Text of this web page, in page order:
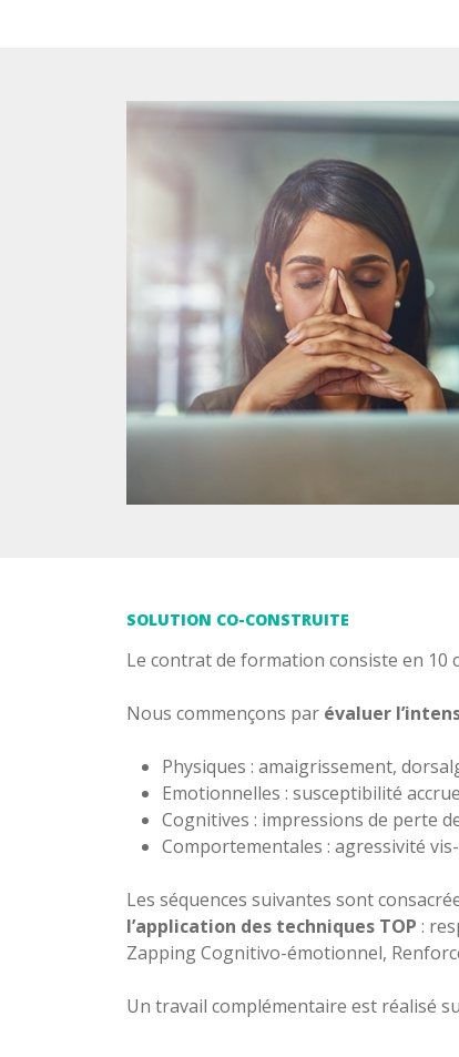
SOLUTION CO-CONSTRUITE
Le contrat de formation consiste en 10
Nous commençons par évaluer
Physiques : amaigrissement,
Emotionnelles : susceptibilité
Cognitives : impressions de perte
Comportementales : agressivité
Les séquences suivantes sont
l’application des techniques TOP :
Zapping Cognitivo-émotionnel,
Un travail complémentaire est réalisé